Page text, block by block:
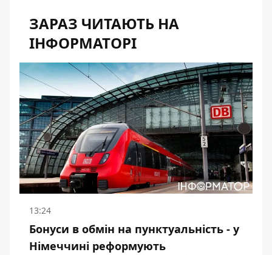
ЗАРАЗ ЧИТАЮТЬ НА
ІНФОРМАТОРІ
13:24
Бонуси в обмін на пунктуальність - у
Німеччині реформують